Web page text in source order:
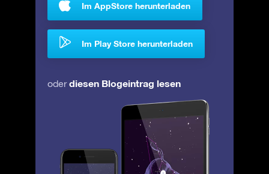
Im AppStore herunterladen
Im Play Store herunterladen
oderdiesen Blogeintrag lesen